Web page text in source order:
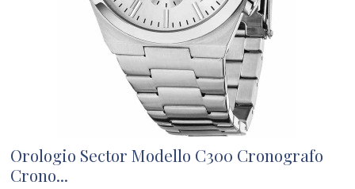
Orologio Sector Modello C300 Cronografo
Crono...